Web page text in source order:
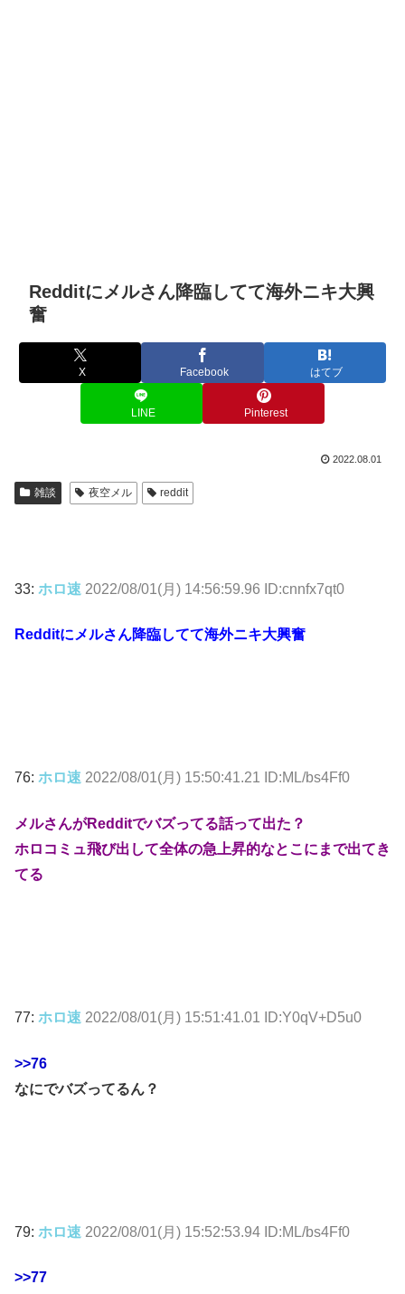
Redditにメルさん降臨してて海外ニキ大興
奮
X Facebook はてブ
LINE Pinterest
2022.08.01
雑談 夜空メル reddit
33: ホロ速 2022/08/01(月) 14:56:59.96 ID:cnnfx7qt0
Redditにメルさん降臨してて海外ニキ大興奮
76: ホロ速 2022/08/01(月) 15:50:41.21 ID:ML/bs4Ff0
メルさんがRedditでバズってる話って出た？
ホロコミュ飛び出して全体の急上昇的なとこにまで出てき
てる
77: ホロ速 2022/08/01(月) 15:51:41.01 ID:Y0qV+D5u0
>>76
なにでバズってるん？
79: ホロ速 2022/08/01(月) 15:52:53.94 ID:ML/bs4Ff0
>>77